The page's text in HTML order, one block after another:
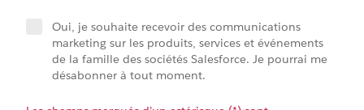
Oui, je souhaite recevoir des communications
marketing sur les produits, services et événements
de la famille des sociétés Salesforce. Je pourrai me
désabonner à tout moment.